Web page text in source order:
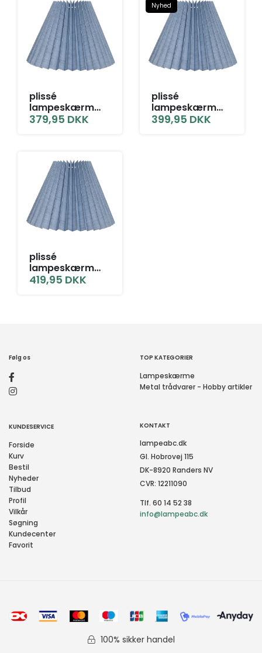
plissé
lampeskærm
18x33x48 BR grå
379,95 DKK
Nyhed
plissé
lampeskærm
19x35x48 BR grå
399,95 DKK
plissé
lampeskærm
22x40x48 BR grå
419,95 DKK
Følg os TOP KATEGORIER
Lampeskærme
Metal trådvarer - Hobby artikler
KUNDESERVICE
Forside
Kurv
Bestil
Nyheder
Tilbud
Profil
Vilkår
Søgning
Kundecenter
Favorit
KONTAKT
lampeabc.dk
Gl. Hobrovej 115
DK-8920 Randers NV
CVR: 12211090
Tlf. 60 14 52 38
info@lampeabc.dk
100% sikker handel